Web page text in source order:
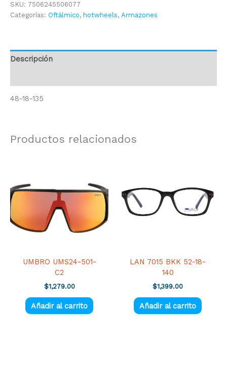
SKU: 7506245506077
Categorías: Oftálmico, hotwheels, Armazones
Descripción
48-18-135
Productos relacionados
UMBRO UMS24-501-
C2
$1,279.00
Añadir al carrito
LAN 7015 BKK 52-18-
140
$1,399.00
Añadir al carrito